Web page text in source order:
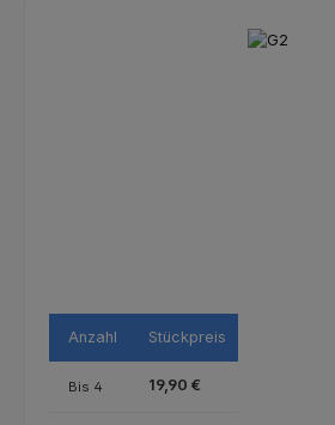
Anzahl Stückpreis
Bis 4 19,90 €